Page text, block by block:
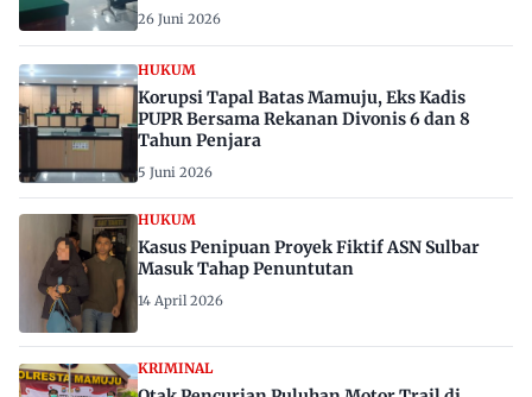
26 Juni 2026
HUKUM
Korupsi Tapal Batas Mamuju, Eks Kadis
PUPR Bersama Rekanan Divonis 6 dan 8
Tahun Penjara
5 Juni 2026
HUKUM
Kasus Penipuan Proyek Fiktif ASN Sulbar
Masuk Tahap Penuntutan
14 April 2026
KRIMINAL